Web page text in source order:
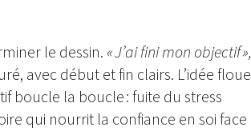
le dessin. « J’ai fini mon objectif »,
avec début et fin clairs. L’idée floue
boucle la boucle : fuite du stress
qui nourrit la confiance en soi face